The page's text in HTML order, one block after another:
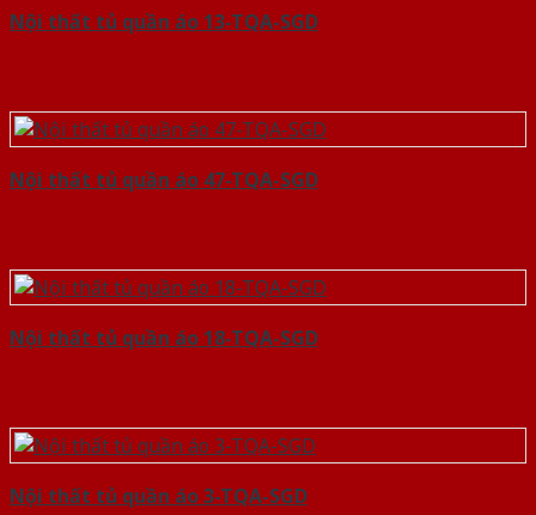
Nội thất tủ quần áo 13-TQA-SGD
Nội thất tủ quần áo 47-TQA-SGD
Nội thất tủ quần áo 18-TQA-SGD
Nội thất tủ quần áo 3-TQA-SGD